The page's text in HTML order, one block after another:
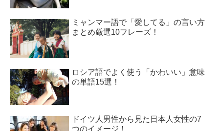
ミャンマー語で「愛してる」の言い方
まとめ厳選10フレーズ！
ロシア語でよく使う「かわいい」意味
の単語15選！
ドイツ人男性から見た日本人女性の7
つのイメージ！